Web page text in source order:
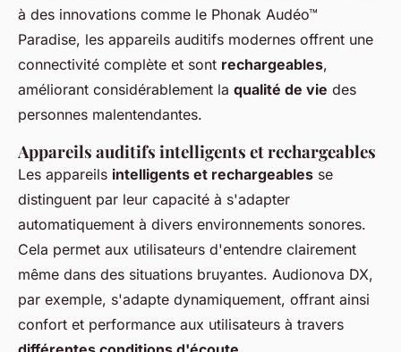
à des innovations comme le Phonak Audéo™
Paradise, les appareils auditifs modernes offrent une
connectivité complète et sont rechargeables,
améliorant considérablement la qualité de vie des
personnes malentendantes.
Appareils auditifs intelligents et rechargeables
Les appareils intelligents et rechargeables se
distinguent par leur capacité à s'adapter
automatiquement à divers environnements sonores.
Cela permet aux utilisateurs d'entendre clairement
même dans des situations bruyantes. Audionova DX,
par exemple, s'adapte dynamiquement, offrant ainsi
confort et performance aux utilisateurs à travers